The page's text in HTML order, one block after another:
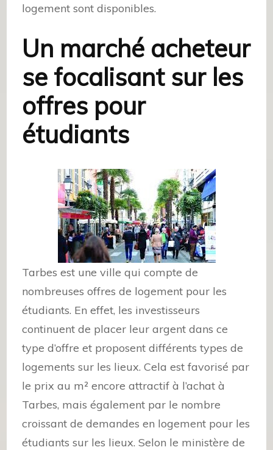
logement sont disponibles.
Un marché acheteur
se focalisant sur les
offres pour
étudiants
Tarbes est une ville qui compte de
nombreuses offres de logement pour les
étudiants. En effet, les investisseurs
continuent de placer leur argent dans ce
type d’offre et proposent différents types de
logements sur les lieux. Cela est favorisé par
le prix au m² encore attractif à l’achat à
Tarbes, mais également par le nombre
croissant de demandes en logement pour les
étudiants sur les lieux. Selon le ministère de